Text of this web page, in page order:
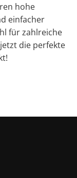
hohe
einfacher
für zahlreiche
die perfekte